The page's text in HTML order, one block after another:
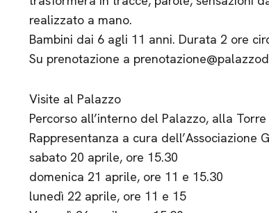
realizzato a mano.
Bambini dai 6 agli 11 anni. Durata 2 ore
Su prenotazione a
Visite al Palazzo
Percorso all’interno del Palazzo, alla
Rappresentanza a cura dell’Associazione
sabato 20 aprile, ore 15.30
domenica 21 aprile, ore 11 e 15.30
lunedì 22 aprile, ore 11 e 15